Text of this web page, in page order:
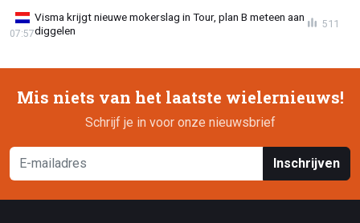
Visma krijgt nieuwe mokerslag in Tour, plan B meteen aan
diggelen
07:57
511
Mis niets van het laatste wielernieuws!
Schrijf je in voor onze nieuwsbrief
Inschrijven